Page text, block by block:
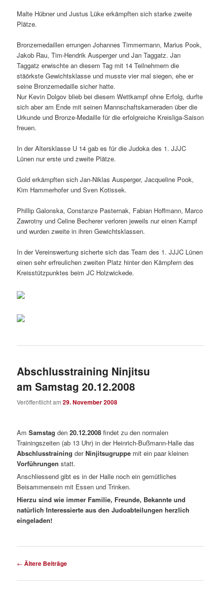
Malte Hübner und Justus Lüke erkämpften sich starke zweite
Plätze.
Bronzemedaillen errungen Johannes Timmermann, Marius Pook,
Jakob Rau, Tim-Hendrik Ausperger und Jan Taggatz. Jan
Taggatz erwischte an diesem Tag mit 14 Teilnehmern die
stäörkste Gewichtsklasse und musste vier mal siegen, ehe er
seine Bronzemedaille sicher hatte.
Nur Kevin Dolgov blieb bei diesem Wettkampf ohne Erfolg, durfte
sich aber am Ende mit seinen Mannschaftskameraden über die
Urkunde und Bronze-Medaille für die erfolgreiche Kreisliga-Saison
freuen.
In der Altersklasse U 14 gab es für die Judoka des 1. JJJC
Lünen nur erste und zweite Plätze.
Gold erkämpften sich Jan-Niklas Ausperger, Jacqueline Pook,
Kim Hammerhofer und Sven Kotissek.
Phillip Galonska, Constanze Pasternak, Fabian Hoffmann, Marco
Zawrotny und Celine Becherer verloren jeweils nur einen Kampf
und wurden zweite in ihren Gewichtsklassen.
In der Vereinswertung sicherte sich das Team des 1. JJJC Lünen
einen sehr erfreulichen zweiten Platz hinter den Kämpfern des
Kreisstützpunktes beim JC Holzwickede.
Abschlusstraining Ninjitsu
am Samstag 20.12.2008
Veröffentlicht am29. November 2008
AmSamstag den20.12.2008 findet zu den normalen
Trainingszeiten (ab 13 Uhr) in der Heinrich-Bußmann-Halle das
Abschlusstraining derNinjitsugruppe mit ein paar kleinen
Vorführungenstatt.
Anschliessend gibt es in der Halle noch ein gemütliches
Beisammensein mit Essen und Trinken.
Hierzusind wie immer Familie, Freunde, Bekannte und
natürlich Interessierte aus den Judoabteilungen herzlich
eingeladen!
Beitragsnavigation
← Ältere Beiträge